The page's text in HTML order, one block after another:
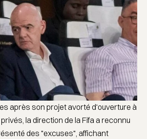
après son projet avorté d'ouverture à
la direction de la Fifa a reconnu
des "excuses", affichant